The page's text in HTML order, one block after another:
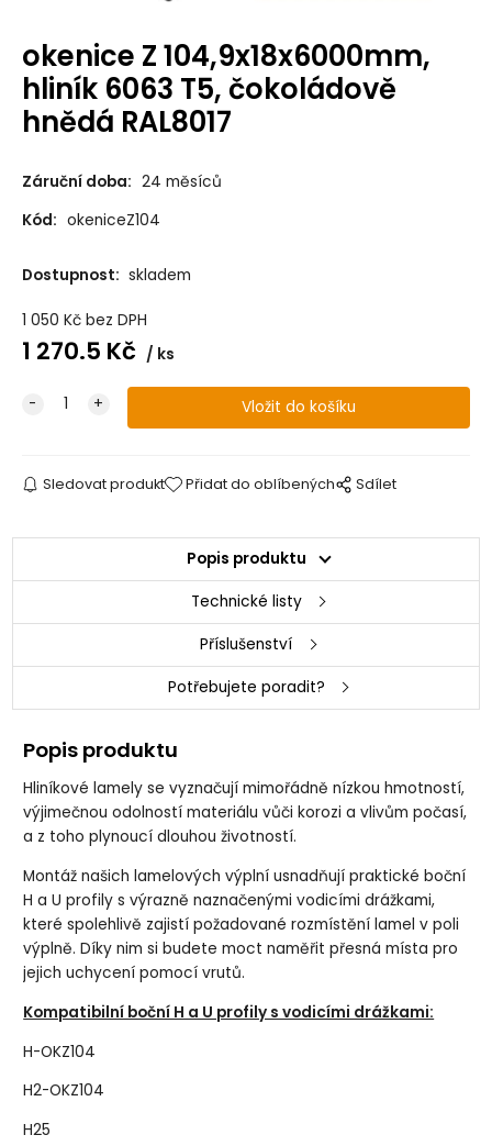
okenice Z 104,9x18x6000mm,
hliník 6063 T5, čokoládově
hnědá RAL8017
Záruční doba: 24 měsíců
Kód: okeniceZ104
Dostupnost: skladem
1 050 Kč bez DPH
1 270.5 Kč ks
Sledovat produkt Přidat do oblíbených Sdílet
Popis produktu
Technické listy
Příslušenství
Potřebujete poradit?
Popis produktu
Hliníkové lamely se vyznačují mimořádně nízkou hmotností,
výjimečnou odolností materiálu vůči korozi a vlivům počasí,
a z toho plynoucí dlouhou životností.
Montáž našich lamelových výplní usnadňují praktické boční
H a U profily s výrazně naznačenými vodicími drážkami,
které spolehlivě zajistí požadované rozmístění lamel v poli
výplně. Díky nim si budete moct naměřit přesná místa pro
jejich uchycení pomocí vrutů.
Kompatibilní boční H a U profily s vodicími drážkami:
H-OKZ104
H2-OKZ104
H25